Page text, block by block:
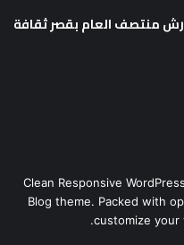
منتصف العام بقصر ثقافة
Clean Responsive
Blog theme. Packed with
customize your